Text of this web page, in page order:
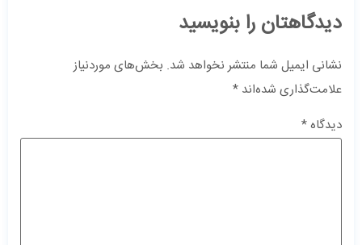
دیدگاهتان را بنویسید
نشانی ایمیل شما منتشر نخواهد شد. بخش‌های موردنیاز
علامت‌گذاری شده‌اند *
دیدگاه*